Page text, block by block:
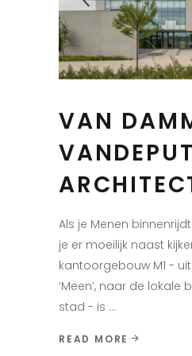
VAN
Als je Menen
je er moeilijk naast
kantoorgebouw M1 -
‘Meen’, naar de
stad - is
READ MORE